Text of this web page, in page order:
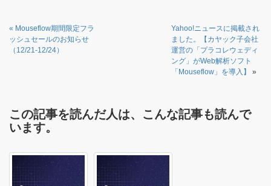
« Mouseflow期間限定フラ
ッシュセールのお知らせ
（12/21-12/24）
Yahoo!ニュースに掲載され
ました。【カヤック子会社
運営の「プラコレウェディ
ング」がWeb解析ソフト
「Mouseflow」を導入】
»
この記事を読んだ人は、こんな記事も読んで
います。